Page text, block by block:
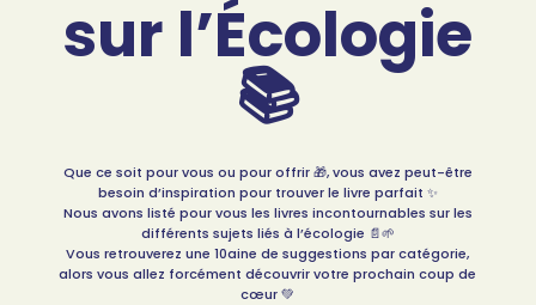
sur l’Écologie
📚
Que ce soit pour vous ou pour offrir🎁, vous avez peut-être
besoin d’inspiration pour trouver le livre parfait ✨
Nous avons listé pour vous les livres incontournables sur les
différents sujets liés à l’écologie 📄🌱
Vous retrouverez une 10aine de suggestions par catégorie,
alors vous allez forcément découvrir votre prochain coup de
cœur💚